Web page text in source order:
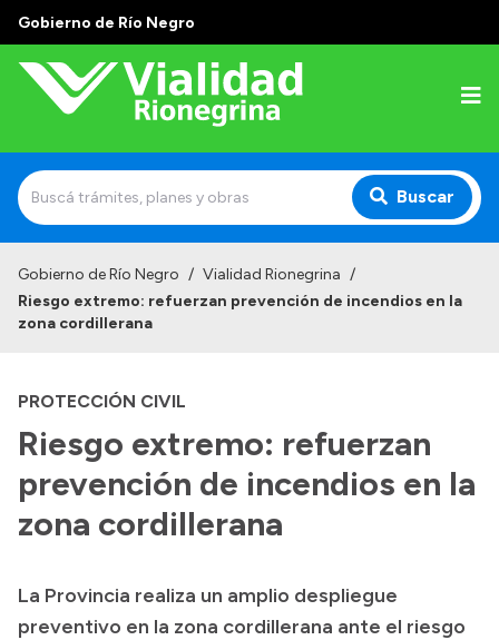
Gobierno de Río Negro
Buscar
Institucional
Autoridades
Delegaciones
Normativa
Mi Vial
Gobierno de Río Negro / Vialidad Rionegrina /
Riesgo extremo: refuerzan prevención de incendios en la
zona cordillerana
PROTECCIÓN CIVIL
Riesgo extremo: refuerzan
prevención de incendios en la
zona cordillerana
La Provincia realiza un amplio despliegue
preventivo en la zona cordillerana ante el riesgo